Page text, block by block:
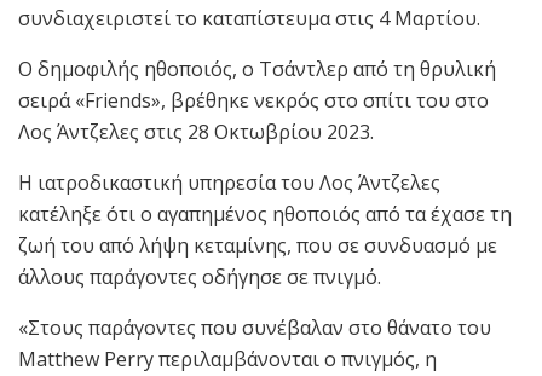
συνδιαχειριστεί το καταπίστευμα στις 4 Μαρτίου.
Ο δημοφιλής ηθοποιός, ο Τσάντλερ από τη θρυλική
σειρά «Friends», βρέθηκε νεκρός στο σπίτι του στο
Λος Άντζελες στις 28 Οκτωβρίου 2023.
Η ιατροδικαστική υπηρεσία του Λος Άντζελες
κατέληξε ότι ο αγαπημένος ηθοποιός από τα έχασε τη
ζωή του από λήψη κεταμίνης, που σε συνδυασμό με
άλλους παράγοντες οδήγησε σε πνιγμό.
«Στους παράγοντες που συνέβαλαν στο θάνατο του
Matthew Perry περιλαμβάνονται ο πνιγμός, η